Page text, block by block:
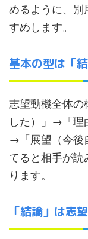
めるように、
すめします。
基本の型は「
志望動機全体
した）」→「理
→「展望（今後
てると相手が
ります。
「結論」は志